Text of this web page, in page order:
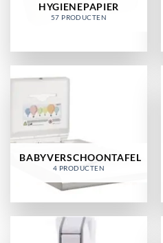
HYGIENEPAPIER
57 PRODUCTEN
BABYVERSCHOONTAFEL
4 PRODUCTEN